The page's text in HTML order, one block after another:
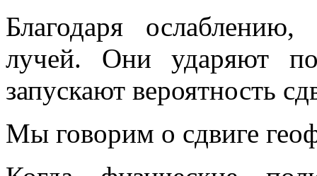
Благодаря
лучей. Они ударяют
запускают вероятность
Мы говорим о сдвиге